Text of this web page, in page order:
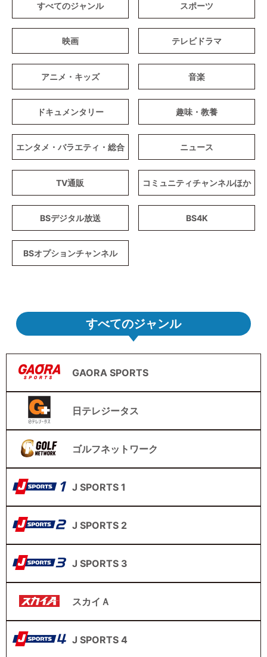
すべてのジャンル スポーツ
映画 テレビドラマ
アニメ・キッズ 音楽
ドキュメンタリー 趣味・教養
エンタメ・バラエティ・総合 ニュース
TV通販 コミュニティチャンネルほか
BSデジタル放送 BS4K
BSオプションチャンネル
すべてのジャンル
GAORA SPORTS
日テレジータス
ゴルフネットワーク
J SPORTS 1
J SPORTS 2
J SPORTS 3
スカイＡ
J SPORTS 4